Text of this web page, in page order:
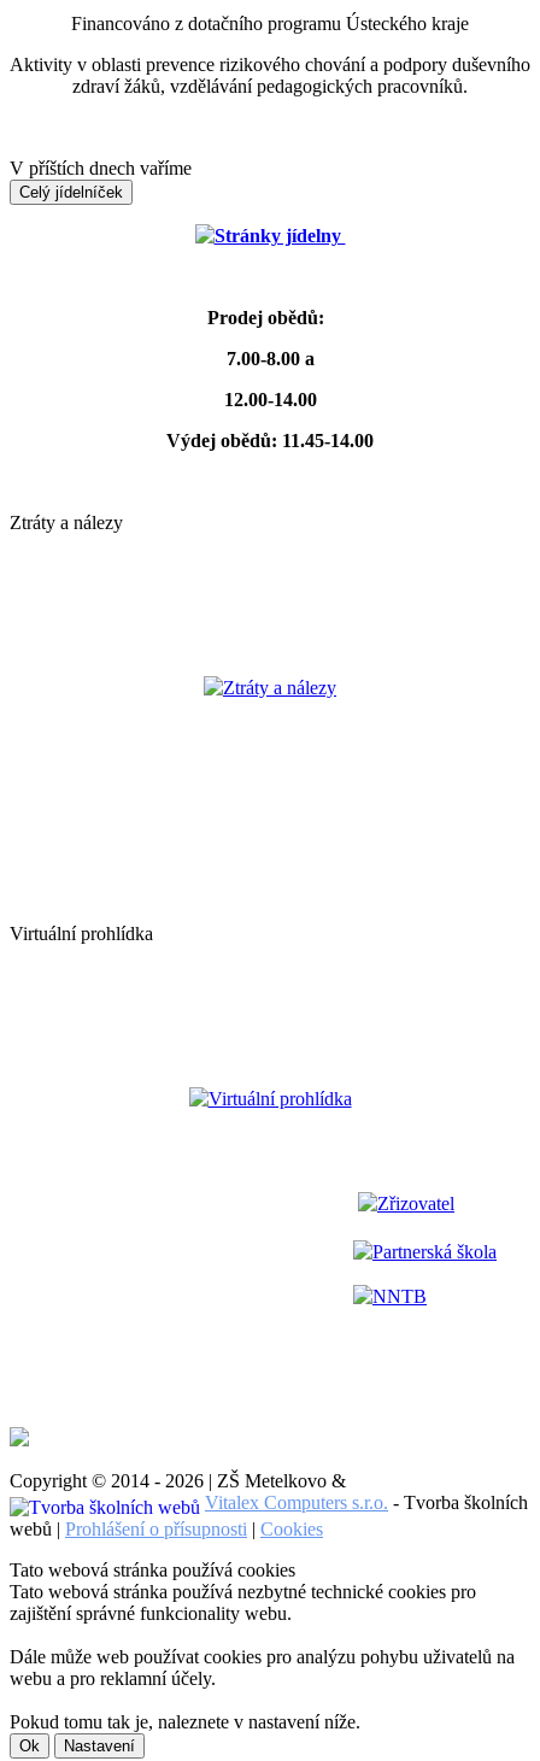
Financováno z dotačního programu Ústeckého kraje
Aktivity v oblasti prevence rizikového chování a podpory duševního
zdraví žáků, vzdělávání pedagogických pracovníků.
V příštích dnech vaříme
Celý jídelníček
Stránky jídelny
Prodej obědů:
7.00-8.00 a
12.00-14.00
Výdej obědů: 11.45-14.00
Ztráty a nálezy
Ztráty a nálezy
Virtuální prohlídka
Virtuální prohlídka
Zřizovatel
Partnerská škola
NNTB
Copyright © 2014 - 2026 | ZŠ Metelkovo &
Vitalex Computers s.r.o. - Tvorba školních
webů | Prohlášení o přísupnosti | Cookies
Tato webová stránka používá cookies
Tato webová stránka používá nezbytné technické cookies pro
zajištění správné funkcionality webu.
Dále může web používat cookies pro analýzu pohybu uživatelů na
webu a pro reklamní účely.
Pokud tomu tak je, naleznete v nastavení níže.
Ok Nastavení